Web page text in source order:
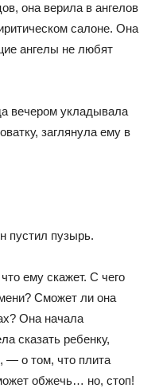
она верила в ангелов
салоне. Она
ангелы не любят
вечером укладывала
заглянула ему в
пустил пузырь.
ему скажет. С чего
Сможет ли она
Она начала
сказать ребенку,
— о том, что плита
обжечь… но, стоп!